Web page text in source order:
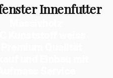
Innenfutter